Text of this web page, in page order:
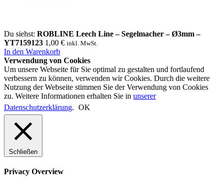
Du siehst: ROBLINE Leech Line – Segelmacher – Ø3mm –
YT7159123 1,00 € inkl. MwSt.
In den Warenkorb
Verwendung von Cookies
Um unsere Webseite für Sie optimal zu gestalten und fortlaufend
verbessern zu können, verwenden wir Cookies. Durch die weitere
Nutzung der Webseite stimmen Sie der Verwendung von Cookies
zu. Weitere Informationen erhalten Sie in unserer
Datenschutzerklärung. OK
Schließen
Privacy Overview